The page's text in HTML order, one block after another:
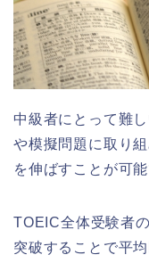
中級者にとって難
や模擬問題に取り
を伸ばすことが可能
TOEIC全体受験者
突破することで平